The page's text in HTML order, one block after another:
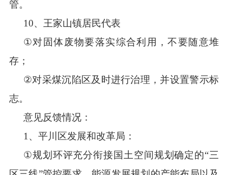
管。
10、王家山镇居民代表
①对固体废物要落实综合利用，不要随意堆
存；
②对采煤沉陷区及时进行治理，并设置警示标
志。
意见反馈情况：
1 、 平川区发展和改革局：
①规划环评充分衔接国土空间规划确定的“三